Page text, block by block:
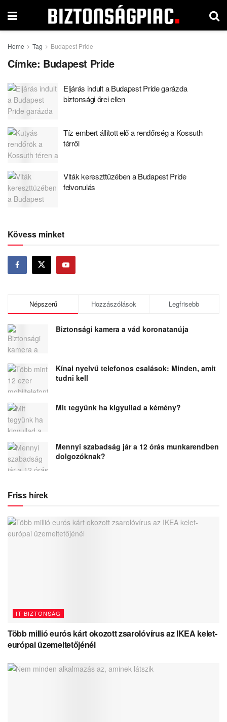
Home Tag Budapest Pride
Címke: Budapest Pride
Eljárás indult a Budapest Pride garázda
biztonsági őrei ellen
Tíz embert állított elő a rendőrség a Kossuth
térről
Viták kereszttüzében a Budapest Pride
felvonulás
Kövess minket
Népszerű Hozzászólások Legfrisebb
Biztonsági kamera a vád koronatanúja
Kínai nyelvű telefonos csalások: Minden, amit
tudni kell
Mit tegyünk ha kigyullad a kémény?
Mennyi szabadság jár a 12 órás munkarendben
dolgozóknak?
Friss hírek
IT-BIZTONSÁG
Több millió eurós kárt okozott zsarolóvírus az IKEA kelet-
európai üzemeltetőjénél